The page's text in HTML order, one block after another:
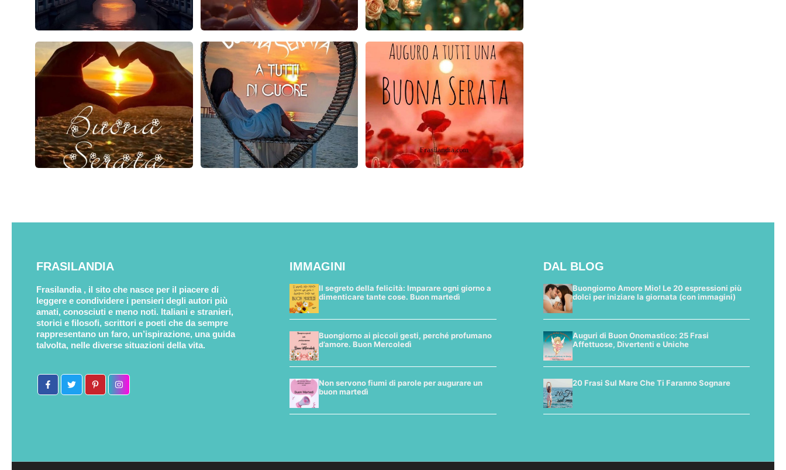
FRASILANDIA
Frasilandia , il sito che nasce per il piacere di
leggere e condividere i pensieri degli autori più
amati, conosciuti e meno noti. Italiani e stranieri,
storici e filosofi, scrittori e poeti che da sempre
rappresentano un faro, un’ispirazione, una guida
talvolta, nelle diverse situazioni della vita.
IMMAGINI
Il segreto della felicità: Imparare ogni giorno a
dimenticare tante cose. Buon martedì
Buongiorno ai piccoli gesti, perché profumano
d’amore. Buon Mercoledì
Non servono fiumi di parole per augurare un
buon martedì
DAL BLOG
Buongiorno Amore Mio! Le 20 espressioni più
dolci per iniziare la giornata (con immagini)
Auguri di Buon Onomastico: 25 Frasi
Affettuose, Divertenti e Uniche
20 Frasi Sul Mare Che Ti Faranno Sognare